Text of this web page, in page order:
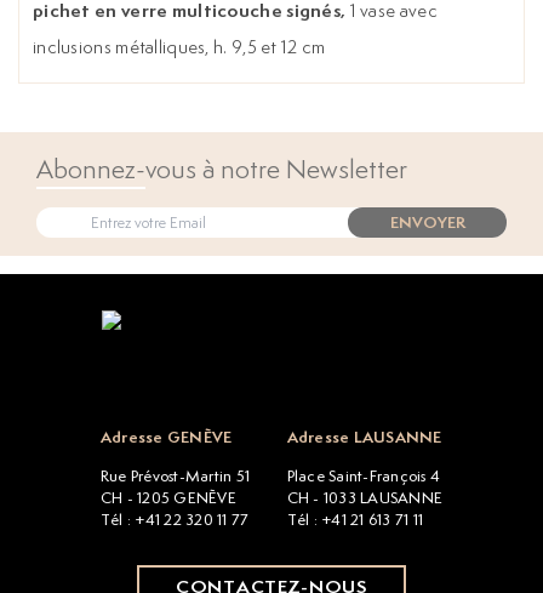
pichet en verre multicouche signés, 1 vase avec
inclusions métalliques, h. 9,5 et 12 cm
Abonnez-vous à notre Newsletter
ENVOYER
Adresse GENÈVE
Rue Prévost-Martin 51
CH - 1205 GENÈVE
Tél : +41 22 320 11 77
Adresse LAUSANNE
Place Saint-François 4
CH - 1033 LAUSANNE
Tél : +41 21 613 71 11
CONTACTEZ-NOUS